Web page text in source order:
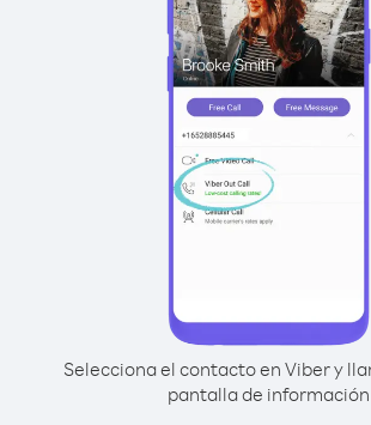
Selecciona el contacto en Viber y
pantalla de información